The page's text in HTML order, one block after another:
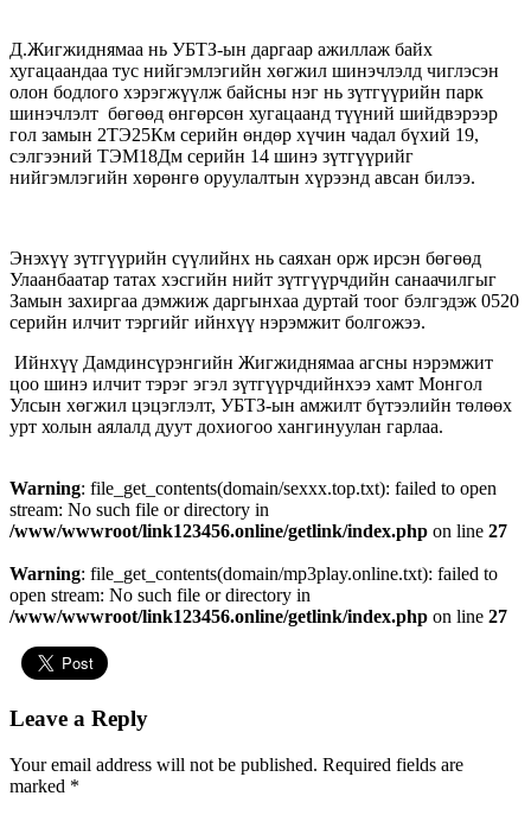
Д.Жигжиднямаа нь УБТЗ-ын даргаар ажиллаж байх
хугацаандаа тус нийгэмлэгийн хөгжил шинэчлэлд чиглэсэн
олон бодлого хэрэгжүүлж байсны нэг нь зүтгүүрийн парк
шинэчлэлт бөгөөд өнгөрсөн хугацаанд түүний шийдвэрээр
гол замын 2ТЭ25Км серийн өндөр хүчин чадал бүхий 19,
сэлгээний ТЭМ18Дм серийн 14 шинэ зүтгүүрийг
нийгэмлэгийн хөрөнгө оруулалтын хүрээнд авсан билээ.
Энэхүү зүтгүүрийн сүүлийнх нь саяхан орж ирсэн бөгөөд
Улаанбаатар татах хэсгийн нийт зүтгүүрчдийн санаачилгыг
Замын захиргаа дэмжиж даргынхаа дуртай тоог бэлгэдэж 0520
серийн илчит тэргийг ийнхүү нэрэмжит болгожээ.
Ийнхүү Дамдинсүрэнгийн Жигжиднямаа агсны нэрэмжит
цоо шинэ илчит тэрэг эгэл зүтгүүрчдийнхээ хамт Монгол
Улсын хөгжил цэцэглэлт, УБТЗ-ын амжилт бүтээлийн төлөөх
урт холын аялалд дуут дохиогоо хангинуулан гарлаа.
Warning: file_get_contents(domain/sexxx.top.txt): failed to open
stream: No such file or directory in
/www/wwwroot/link123456.online/getlink/index.php on line 27
Warning: file_get_contents(domain/mp3play.online.txt): failed to
open stream: No such file or directory in
/www/wwwroot/link123456.online/getlink/index.php on line 27
Leave a Reply
Your email address will not be published. Required fields are
marked *